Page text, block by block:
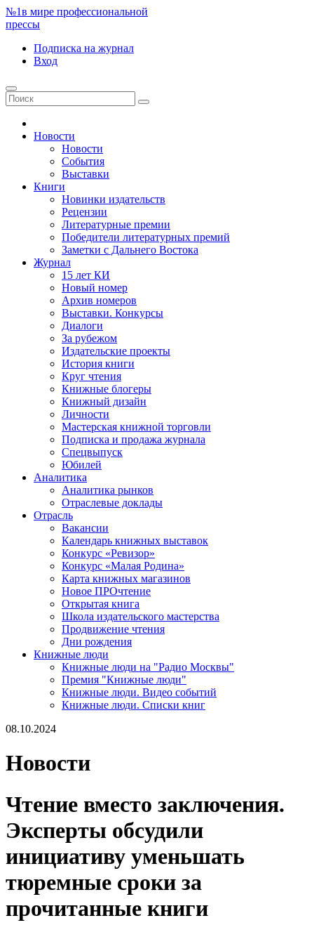
№1в мире профессиональной
прессы
Подписка на журнал
Вход
Новости
Новости
События
Выставки
Книги
Новинки издательств
Рецензии
Литературные премии
Победители литературных премий
Заметки с Дальнего Востока
Журнал
15 лет КИ
Новый номер
Архив номеров
Выставки. Конкурсы
Диалоги
За рубежом
Издательские проекты
История книги
Круг чтения
Книжные блогеры
Книжный дизайн
Личности
Мастерская книжной торговли
Подписка и продажа журнала
Спецвыпуск
Юбилей
Аналитика
Аналитика рынков
Отраслевые доклады
Отрасль
Вакансии
Календарь книжных выставок
Конкурс «Ревизор»
Конкурс «Малая Родина»
Карта книжных магазинов
Новое ПРОчтение
Открытая книга
Школа издательского мастерства
Продвижение чтения
Дни рождения
Книжные люди
Книжные люди на "Радио Москвы"
Премия "Книжные люди"
Книжные люди. Видео событий
Книжные люди. Списки книг
08.10.2024
Новости
Чтение вместо заключения.
Эксперты обсудили
инициативу уменьшать
тюремные сроки за
прочитанные книги